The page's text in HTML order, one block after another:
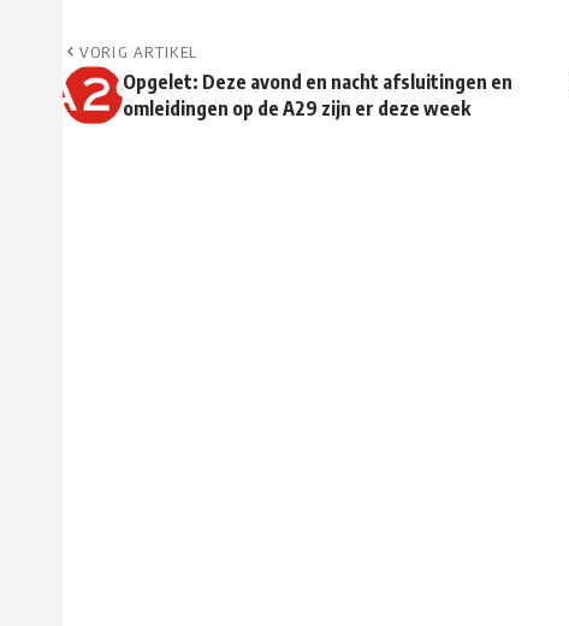
VORIG ARTIKEL
Opgelet: Deze avond en nacht afsluitingen en
omleidingen op de A29 zijn er deze week